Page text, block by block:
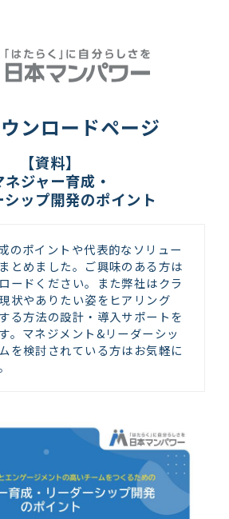
ンロードページ
【資料】
ネジャー育成・
シップ開発のポイント
のポイントや代表的なソリュー
とめました。ご興味のある方は
ードください。また弊社はクラ
状やありたい姿をヒアリング
る方法の設計・導入サポートを
。マネジメント&リーダーシッ
を検討されている方はお気軽に